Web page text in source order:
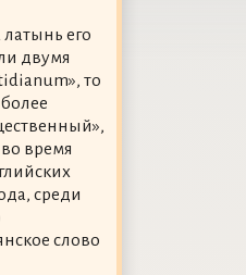
его
двумя
то
время
среди
слово